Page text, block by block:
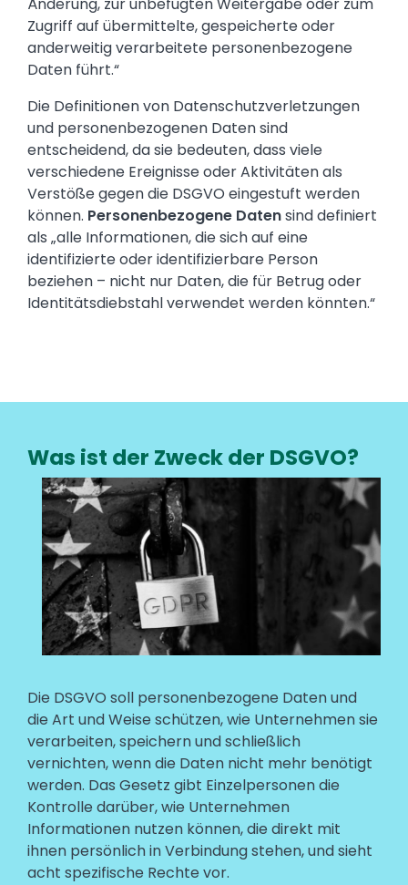
Änderung, zur unbefugten Weitergabe oder zum
Zugriff auf übermittelte, gespeicherte oder
anderweitig verarbeitete personenbezogene
Daten führt.“
Die Definitionen von Datenschutzverletzungen
und personenbezogenen Daten sind
entscheidend, da sie bedeuten, dass viele
verschiedene Ereignisse oder Aktivitäten als
Verstöße gegen die DSGVO eingestuft werden
können. Personenbezogene Datensind definiert
als „alle Informationen, die sich auf eine
identifizierte oder identifizierbare Person
beziehen – nicht nur Daten, die für Betrug oder
Identitätsdiebstahl verwendet werden könnten.“
Was ist der Zweck der DSGVO?
Media
Image
Text
Die DSGVO soll personenbezogene Daten und
die Art und Weise schützen, wie Unternehmen sie
verarbeiten, speichern und schließlich
vernichten, wenn die Daten nicht mehr benötigt
werden. Das Gesetz gibt Einzelpersonen die
Kontrolle darüber, wie Unternehmen
Informationen nutzen können, die direkt mit
ihnen persönlich in Verbindung stehen, und sieht
acht spezifische Rechte vor.